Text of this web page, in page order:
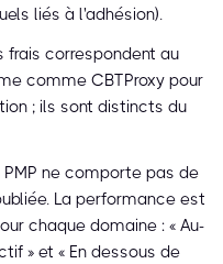
liés à l'adhésion).
frais correspondent au
comme CBTProxy pour
; ils sont distincts du
ne comporte pas de
La performance est
chaque domaine : « Au-
» et « En dessous de